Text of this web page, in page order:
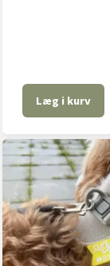
Læg i kurv